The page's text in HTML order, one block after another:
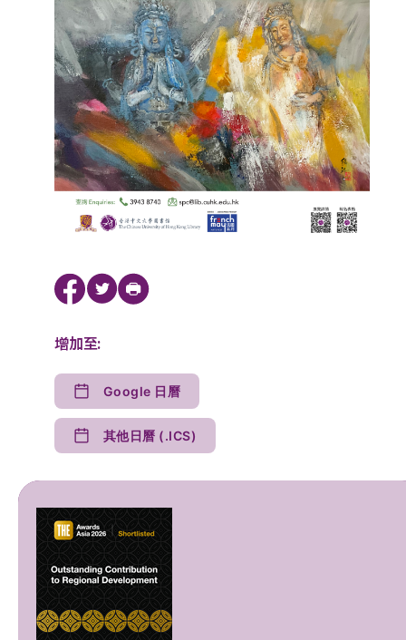
增加至:
Google 日曆
其他日曆 (.ICS)